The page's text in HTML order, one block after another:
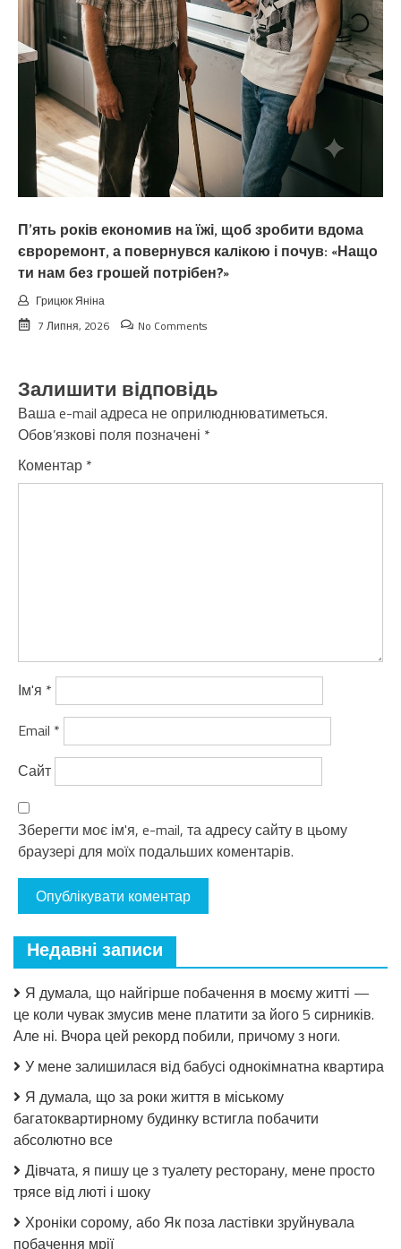
П’ять років економив на їжі, щоб зробити вдома
євроремонт, а повернувся калiкою і почув: «Нащо
ти нам без грошей потрібен?»
Грицюк Яніна
7 Липня, 2026
No Comments
Залишити відповідь
Ваша e-mail адреса не оприлюднюватиметься.
Обов’язкові поля позначені *
Коментар *
Ім'я *
Email *
Сайт
Зберегти моє ім'я, e-mail, та адресу сайту в цьому
браузері для моїх подальших коментарів.
Недавні записи
Я думала, що найгірше побачення в моєму житті —
це коли чувак змусив мене платити за його 5 сирників.
Але ні. Вчора цей рекорд побили, причому з ноги.
У мене залишилася від бабусі однокімнатна квартира
Я думала, що за роки життя в міському
багатоквартирному будинку встигла побачити
абсолютно все
Дівчата, я пишу це з туалету ресторану, мене просто
трясе від люті і шоку
Хроніки сорому, або Як поза ластівки зруйнувала
побачення мрії